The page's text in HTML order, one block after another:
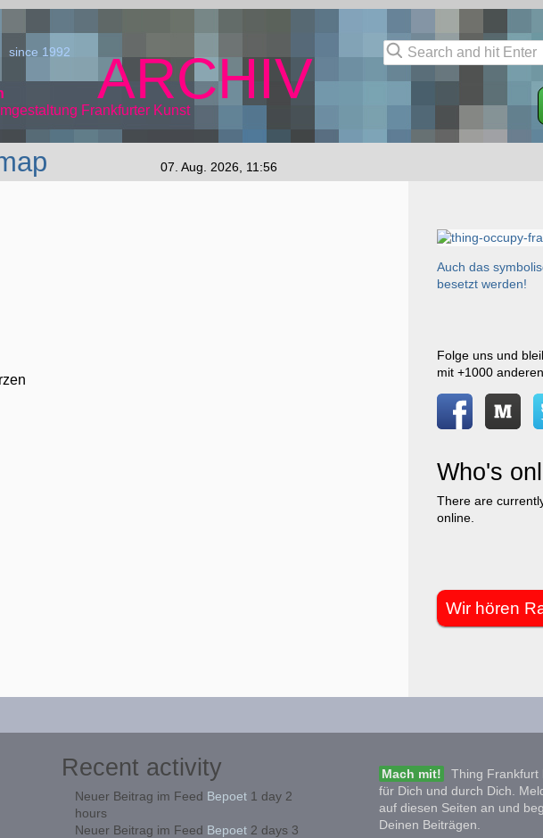
since 1992 ARCHIV
Frankfurter Kunst
07. Aug. 2026, 11:56
Auch das
besetzt werden!
Folge uns und
mit +1000
Who's
There are
online.
Wir hören
Recent activity
Neuer Beitrag im Feed Bepoet1 day 2
hours
Neuer Beitrag im Feed Bepoet2 days 3
Mach mit!
Thing Frankfurt
für Dich und durch Dich.
auf diesen Seiten an und
Deinen Beiträgen.